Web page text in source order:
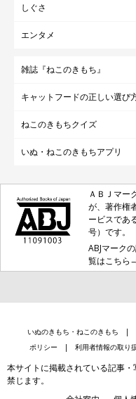
@dorami_chikuwa
日常でおもしろ可愛い姿
とっても魅力的なニャン
関連記事:
ハンモック
子猫 1年後
という間」
紹介するのは、
ろ」と「1才のこ
っこり！
写真提供・取材協力／
※この記事は投稿者さまに
ます。
しぐさ
エンタメ
雑誌『ねこのきもち』
キャットフードの正しい選び
ねこのきもちクイズ
いぬ・ねこのきもちアプリ
ＡＢＪマー
が、著作権
ービスであ
号）です。
ABJマーク
覧はこちら
いぬのきもち・ねこのきもち
ポリシー
利用者情報の取り
本サイトに掲載されている記事
禁じます。